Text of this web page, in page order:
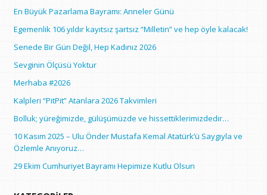
En Büyük Pazarlama Bayramı: Anneler Günü
Egemenlik 106 yıldır kayıtsız şartsız “Milletin” ve hep öyle kalacak!
Senede Bir Gün Değil, Hep Kadınız 2026
Sevginin Ölçüsü Yoktur
Merhaba #2026
Kalpleri “PitPit” Atanlara 2026 Takvimleri
Bolluk; yüreğimizde, gülüşümüzde ve hissettiklerimizdedir…
10 Kasım 2025 – Ulu Önder Mustafa Kemal Atatürk’ü Saygıyla ve
Özlemle Anıyoruz…
29 Ekim Cumhuriyet Bayramı Hepimize Kutlu Olsun